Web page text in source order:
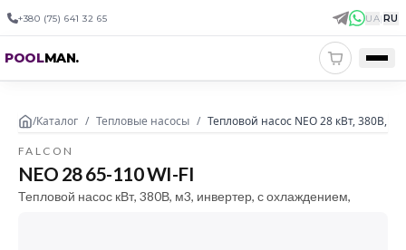
+380 (75) 641 32 65 UA|RU
POOLMAN.
/Каталог / Тепловые насосы / Тепловой насос NEO 28 кВт, 380В,
FALCON
NEO 28 65-110 WI-FI
Тепловой насос кВт, 380В, м3, инвертер, с охлаждением,